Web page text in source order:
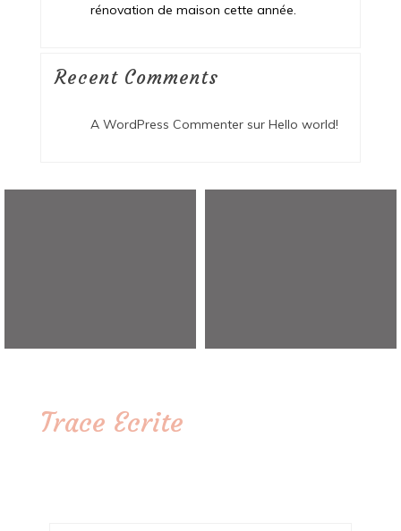
rénovation de maison cette année.
Recent Comments
A WordPress Commentersur Hello world!
Trace Ecrite